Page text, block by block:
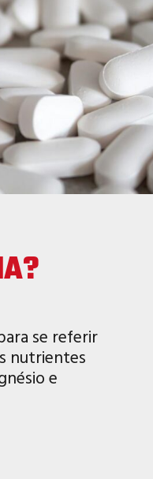
se referir
nutrientes
e